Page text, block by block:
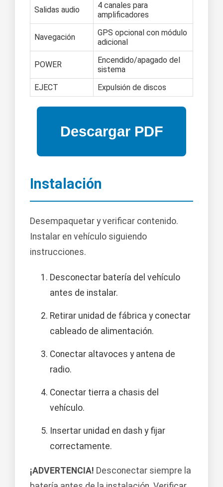
Salidas audio
4 canales para
amplificadores
Navegación
GPS opcional con módulo
adicional
POWER
Encendido/apagado del
sistema
EJECT
Expulsión de discos
Instalación
Desempaquetar y verificar contenido.
Instalar en vehículo siguiendo
instrucciones.
Desconectar batería del vehículo
antes de instalar.
Retirar unidad de fábrica y conectar
cableado de alimentación.
Conectar altavoces y antena de
radio.
Conectar tierra a chasis del
vehículo.
Insertar unidad en dash y fijar
correctamente.
¡ADVERTENCIA! Desconectar siempre la